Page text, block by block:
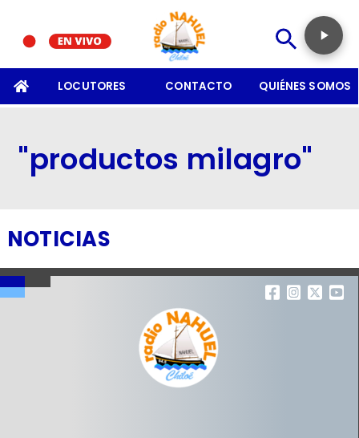
LOCUTORES CONTACTO QUIÉNES SOMOS
"productos milagro"
NOTICIAS